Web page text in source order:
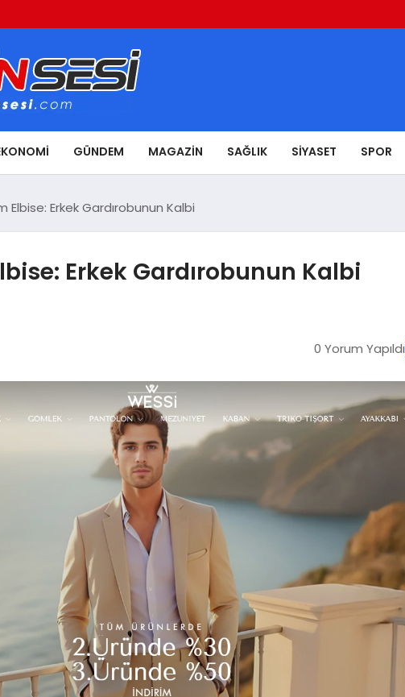
GÜNDEM MAGAZIN SAĞLIK SIYASET SPOR
Elbise: Erkek Gardırobunun Kalbi
Erkek Gardırobunun Kalbi
0 Yorum Yapıldı